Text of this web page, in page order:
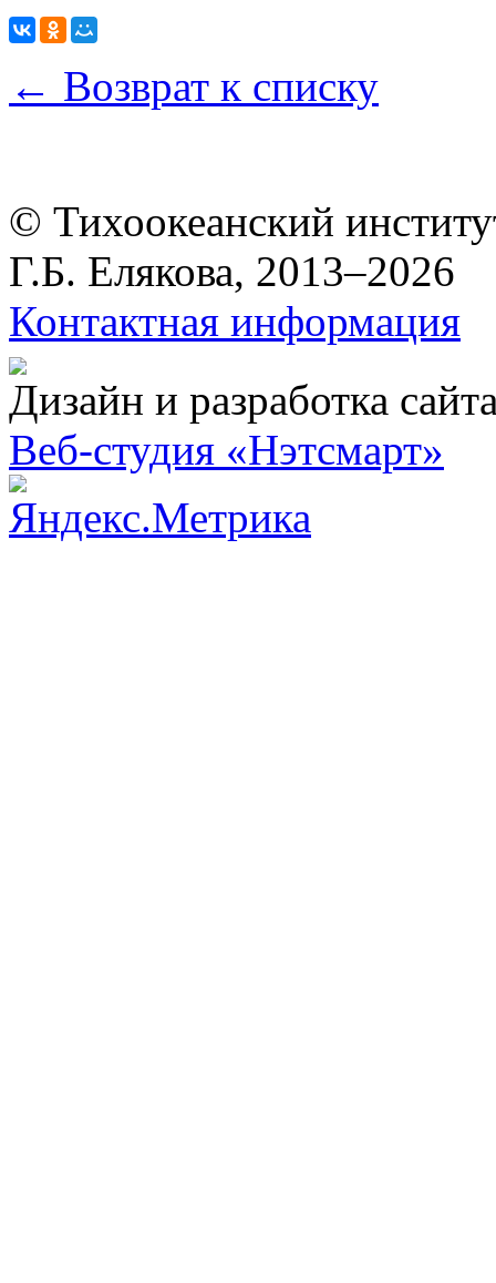
← Возврат к списку
© Тихоокеанский
Г.Б. Елякова, 2013–2026
Контактная информация
Дизайн и разработка
Веб-студия «Нэтсмарт»